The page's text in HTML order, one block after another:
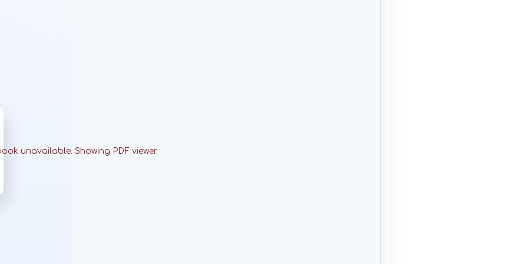
unavailable. Showing PDF viewer.